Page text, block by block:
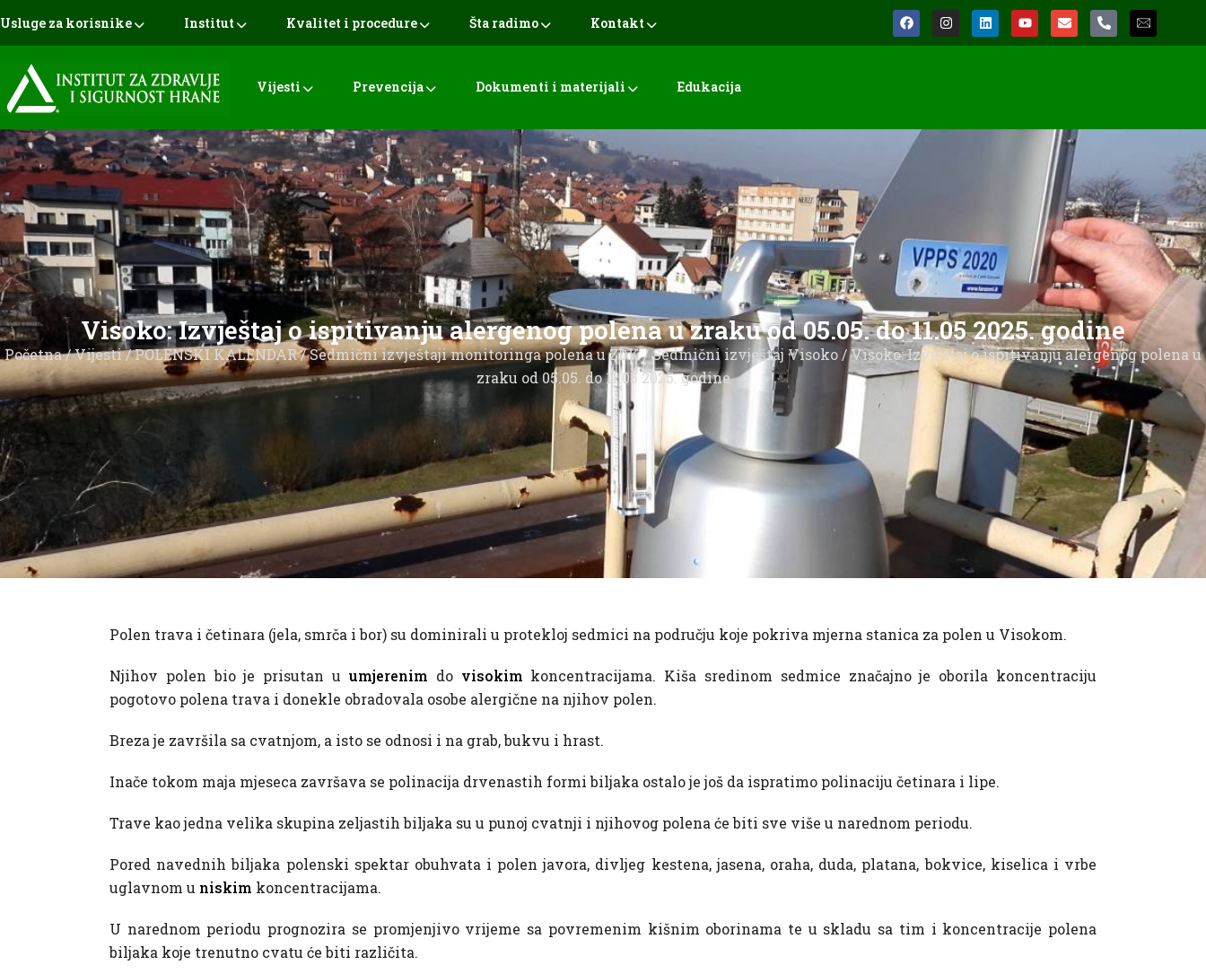
Usluge za korisnike Institut Kvalitet i procedure Šta radimo Kontakt
Vijesti Prevencija Dokumenti i materijali Edukacija
Visoko: Izvještaj o ispitivanju alergenog polena u zraku od 05.05. do 11.05 2025. godine
Početna/Vijesti/POLENSKI KALENDAR/Sedmični izvještaji monitoringa polena u ZDK/Sedmični izvještaj Visoko/ Visoko: Izvještaj o ispitivanju alergenog polena u
zraku od 05.05. do 11.05 2025. godine
Polen trava i četinara (jela, smrča i bor) su dominirali u protekloj sedmici na području koje pokriva mjerna stanica za polen u Visokom.
Njihov polen bio je prisutan u umjerenim do visokim koncentracijama. Kiša sredinom sedmice značajno je oborila koncentraciju
pogotovo polena trava i donekle obradovala osobe alergične na njihov polen.
Breza je završila sa cvatnjom, a isto se odnosi i na grab, bukvu i hrast.
Inače tokom maja mjeseca završava se polinacija drvenastih formi biljaka ostalo je još da ispratimo polinaciju četinara i lipe.
Trave kao jedna velika skupina zeljastih biljaka su u punoj cvatnji i njihovog polena će biti sve više u narednom periodu.
Pored navednih biljaka polenski spektar obuhvata i polen javora, divljeg kestena, jasena, oraha, duda, platana, bokvice, kiselica i vrbe
uglavnom u niskim koncentracijama.
U narednom periodu prognozira se promjenjivo vrijeme sa povremenim kišnim oborinama te u skladu sa tim i koncentracije polena
biljaka koje trenutno cvatu će biti različita.